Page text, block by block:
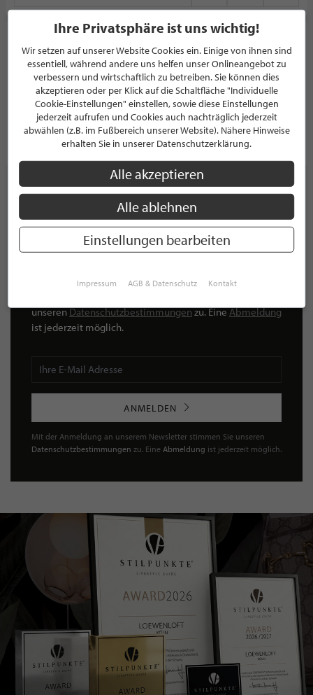
EINRICHTUNGSHAUS
Sindelfinger Straße 30
71032 Böblingen
Deutschland
PROFIL
NEWSLETTER
Bleiben Sie immer UP TO DATE! Melden Sie sich jetzt für
von exklusivenNeuigkeiten, TrendsundAngeboten
unserenDatenschutzbestimmungenzu. EineAbmeldung
ist jederzeit möglich.
ANMELDEN
Mit der Anmeldung an unserem Newsletter stimmen Sie unseren
Datenschutzbestimmungen zu. Eine Abmeldung ist jederzeit möglich.
Ihre Privatsphäre ist uns wichtig!
Wir setzen auf unserer Website Cookies ein. Einige von ihnen sind
essentiell, während andere uns helfen unser Onlineangebot zu
verbessern und wirtschaftlich zu betreiben. Sie können dies
akzeptieren oder per Klick auf die Schaltfläche "Individuelle
Cookie-Einstellungen" einstellen, sowie diese Einstellungen
jederzeit aufrufen und Cookies auch nachträglich jederzeit
abwählen (z.B. im Fußbereich unserer Website). Nähere Hinweise
erhalten Sie in unserer Datenschutzerklärung.
Alle akzeptieren
Alle ablehnen
Einstellungen bearbeiten
Impressum AGB & Datenschutz Kontakt